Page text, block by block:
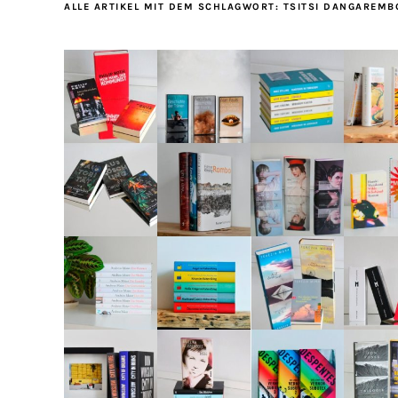
ALLE ARTIKEL MIT DEM SCHLAGWORT: TSITSI